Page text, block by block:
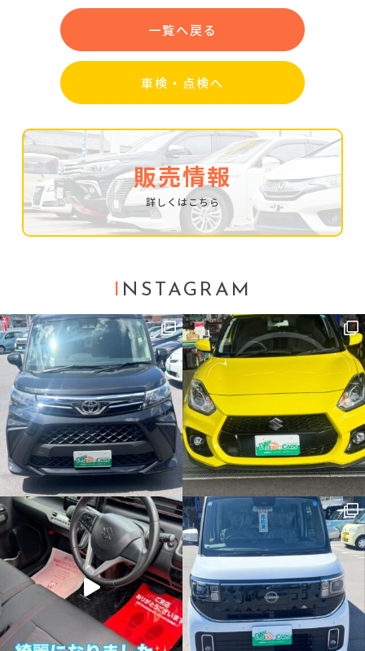
一覧へ戻る
車検・点検へ
販売情報
詳しくはこちら
NSTAGRAM